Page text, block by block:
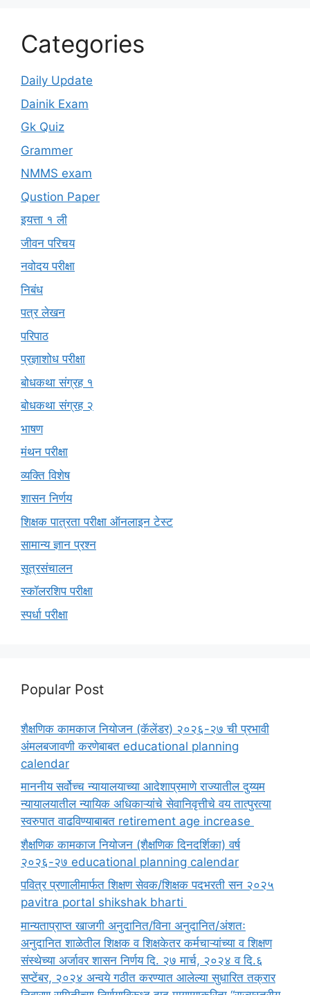
Categories
Daily Update
Dainik Exam
Gk Quiz
Grammer
NMMS exam
Qustion Paper
इयत्ता १ ली
जीवन परिचय
नवोदय परीक्षा
निबंध
पत्र लेखन
परिपाठ
प्रज्ञाशोध परीक्षा
बोधकथा संग्रह १
बोधकथा संग्रह २
भाषण
मंथन परीक्षा
व्यक्ति विशेष
शासन निर्णय
शिक्षक पात्रता परीक्षा ऑनलाइन टेस्ट
सामान्य ज्ञान प्रश्न
सूत्रसंचालन
स्कॉलरशिप परीक्षा
स्पर्धा परीक्षा
Popular Post
शैक्षणिक कामकाज नियोजन (कॅलेंडर) २०२६-२७ ची प्रभावी
अंमलबजावणी करणेबाबत educational planning
calendar
माननीय सर्वोच्च न्यायालयाच्या आदेशाप्रमाणे राज्यातील दुय्यम
न्यायालयातील न्यायिक अधिकाऱ्यांचे सेवानिवृत्तीचे वय तात्पुरत्या
स्वरुपात वाढविण्याबाबत retirement age increase
शैक्षणिक कामकाज नियोजन (शैक्षणिक दिनदर्शिका) वर्ष
२०२६-२७ educational planning calendar
पवित्र प्रणालीमार्फत शिक्षण सेवक/शिक्षक पदभरती सन २०२५
pavitra portal shikshak bharti
मान्यताप्राप्त खाजगी अनुदानित/विना अनुदानित/अंशतः
अनुदानित शाळेतील शिक्षक व शिक्षकेतर कर्मचाऱ्यांच्या व शिक्षण
संस्थेच्या अर्जावर शासन निर्णय दि. २७ मार्च, २०२४ व दि.६
सप्टेंबर, २०२४ अन्वये गठीत करण्यात आलेल्या सुधारित तक्रार